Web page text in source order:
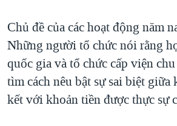
GIÁO DỤC
CÁC GIÁ TRỊ CỘNG HÒA Ở VIỆT NAM
THƯỢNG ĐỈNH TRUMP-KIM TẠI VIỆT
TRỊNH VĨNH BÌNH VS. CHÍNH PHỦ
NGƯ DÂN VIỆT VÀ LÀN SÓNG TRỘM
Chủ đề của các hoạt động năm
Những người tổ chức nói rằng
quốc gia và tổ chức cấp viện
tìm cách nêu bật sự sai biệt giữa
kết với khoản tiền được thực sự